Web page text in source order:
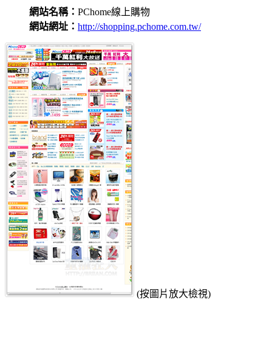
網站名稱： PChome線上購物
網站網址： http://shopping.pchome.com.tw/
(按圖片放大檢視)